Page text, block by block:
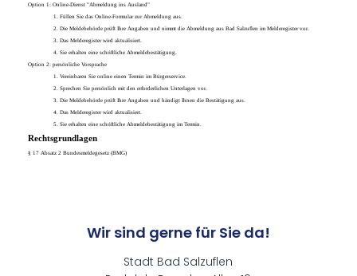
Option 1: Online-Dienst "Abmeldung ins Ausland"
Füllen Sie das Online-Formular zur Abmeldung aus.
Die Meldebehörde prüft Ihre Angaben und nimmt die Abmeldung aus Bad Salzuflen im Melderegister vor.
Das Melderegister wird aktualisiert.
Sie erhalten eine schriftliche Abmeldebestätigung.
Option 2: persönliche Vorsprache
Vereinbaren Sie online einen Termin im Bürgerservice.
Sprechen Sie persönlich mit den erforderlichen Unterlagen vor.
Die Meldebehörde prüft Ihre Angaben und händigt Ihnen die Bestätigung aus.
Das Melderegister wird aktualisiert.
Sie erhalten eine schriftliche Abmeldebestätigung im Termin.
Rechtsgrundlagen
§ 17 Absatz 2 Bundesmeldegesetz (BMG)
Wir sind gerne für Sie da!
Stadt Bad Salzuflen